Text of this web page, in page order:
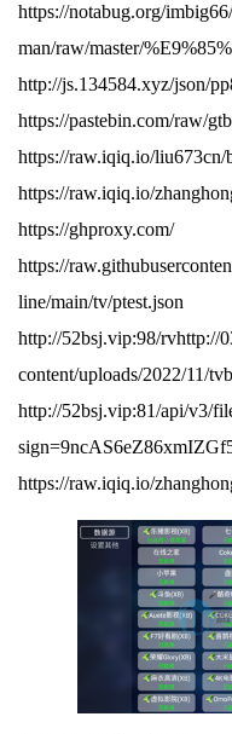
https://notabug.org/
man/raw/master/
http://js.134584.xyz/json/
https://pastebin.com/raw/
https://raw.iqiq.io/liu673cn/
https://raw.iqiq.io/
https://ghproxy.com/
https://
line/main/tv/ptest.json
http://52bsj.vip:98/rvhttp://
content/uploads/2022/11/
http://52bsj.vip:81/api/v3/
https://raw.iqiq.io/